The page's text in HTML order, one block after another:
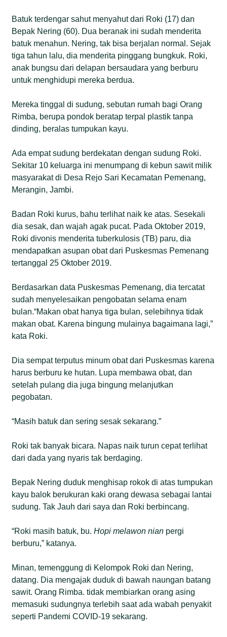
Batuk terdengar sahut menyahut dari Roki (17) dan
Bepak Nering (60). Dua beranak ini sudah menderita
batuk menahun. Nering, tak bisa berjalan normal. Sejak
tiga tahun lalu, dia menderita pinggang bungkuk. Roki,
anak bungsu dari delapan bersaudara yang berburu
untuk menghidupi mereka berdua.
Mereka tinggal di sudung, sebutan rumah bagi Orang
Rimba, berupa pondok beratap terpal plastik tanpa
dinding, beralas tumpukan kayu.
Ada empat sudung berdekatan dengan sudung Roki.
Sekitar 10 keluarga ini menumpang di kebun sawit milik
masyarakat di Desa Rejo Sari Kecamatan Pemenang,
Merangin, Jambi.
Badan Roki kurus, bahu terlihat naik ke atas. Sesekali
dia sesak, dan wajah agak pucat. Pada Oktober 2019,
Roki divonis menderita tuberkulosis (TB) paru, dia
mendapatkan asupan obat dari Puskesmas Pemenang
tertanggal 25 Oktober 2019.
Berdasarkan data Puskesmas Pemenang, dia tercatat
sudah menyelesaikan pengobatan selama enam
bulan.“Makan obat hanya tiga bulan, selebihnya tidak
makan obat. Karena bingung mulainya bagaimana lagi,”
kata Roki.
Dia sempat terputus minum obat dari Puskesmas karena
harus berburu ke hutan. Lupa membawa obat, dan
setelah pulang dia juga bingung melanjutkan
pegobatan.
“Masih batuk dan sering sesak sekarang.”
Roki tak banyak bicara. Napas naik turun cepat terlihat
dari dada yang nyaris tak berdaging.
Bepak Nering duduk menghisap rokok di atas tumpukan
kayu balok berukuran kaki orang dewasa sebagai lantai
sudung. Tak Jauh dari saya dan Roki berbincang.
“Roki masih batuk, bu.Hopi melawon nian pergi
berburu,” katanya.
Minan, temenggung di Kelompok Roki dan Nering,
datang. Dia mengajak duduk di bawah naungan batang
sawit. Orang Rimba. tidak membiarkan orang asing
memasuki sudungnya terlebih saat ada wabah penyakit
seperti Pandemi COVID-19 sekarang.